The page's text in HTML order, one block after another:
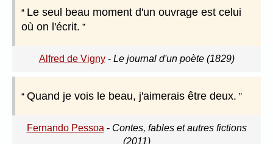
Le seul beau moment d'un ouvrage est celui
où on l'écrit.
Alfred de Vigny- Le journal d'un poète (1829)
Quand je vois le beau, j'aimerais être deux.
Fernando Pessoa - Contes, fables et autres fictions
(2011)